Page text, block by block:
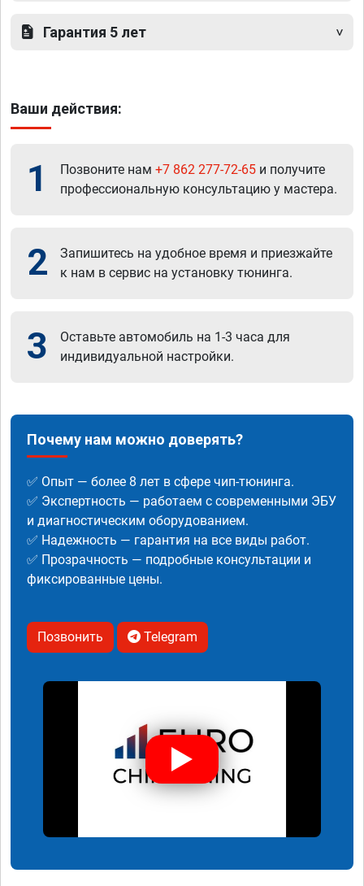
Гарантия 5 лет
Ваши действия:
1 Позвоните нам +7 862 277-72-65 и получите
профессиональную консультацию у мастера.
2
Запишитесь на удобное время и приезжайте
к нам в сервис на установку тюнинга.
3
Оставьте автомобиль на 1-3 часа для
индивидуальной настройки.
Почему нам можно доверять?
✅ Опыт — более 8 лет в сфере чип-тюнинга.
✅ Экспертность — работаем с современными ЭБУ
и диагностическим оборудованием.
✅ Надежность — гарантия на все виды работ.
✅ Прозрачность — подробные консультации и
фиксированные цены.
Позвонить Telegram